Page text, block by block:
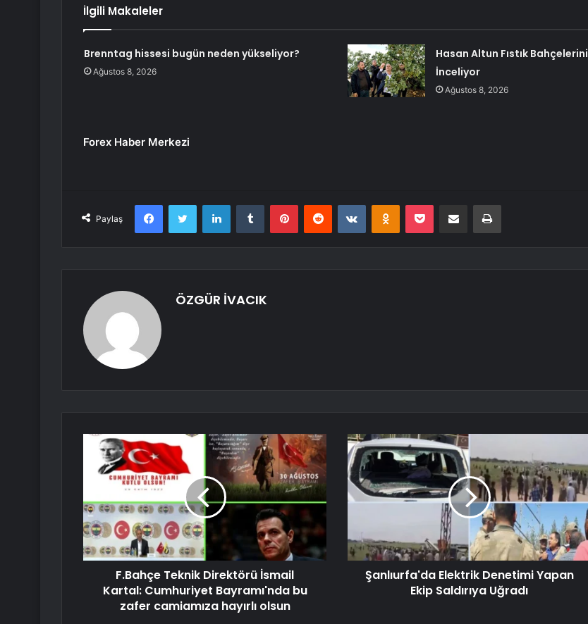
İlgili Makaleler
Brenntag hissesi bugün neden yükseliyor?
Ağustos 8, 2026
Hasan Altun Fıstık Bahçelerini
İnceliyor
Ağustos 8, 2026
Forex Haber Merkezi
Paylaş
FacebookTwitter LinkedInTumblr PinterestReddit VKontakteOdnoklassniki
Pocket E-Posta ile paylaş Yazdır
ÖZGÜR İVACIK
F.Bahçe Teknik Direktörü İsmail
Kartal: Cumhuriyet Bayramı'nda bu
zafer camiamıza hayırlı olsun
Şanlıurfa'da Elektrik Denetimi Yapan
Ekip Saldırıya Uğradı